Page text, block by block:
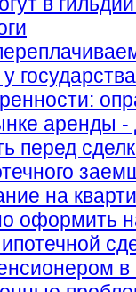
аренды -
перед
на
оформить
в